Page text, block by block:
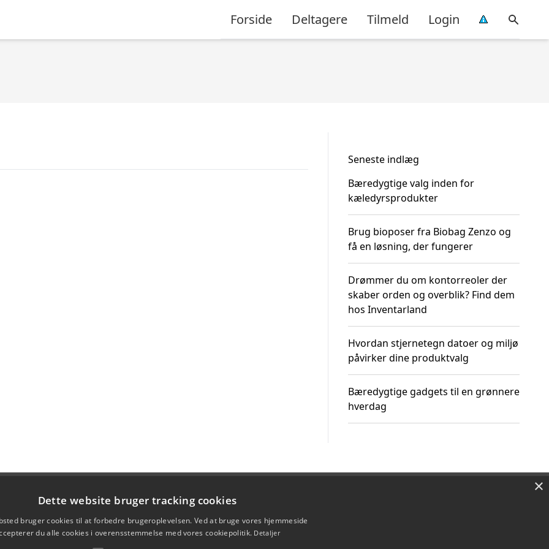
Forside Deltagere Tilmeld Login
Seneste indlæg
Bæredygtige valg inden for
kæledyrsprodukter
Brug bioposer fra Biobag Zenzo og
få en løsning, der fungerer
Drømmer du om kontorreoler der
skaber orden og overblik? Find dem
hos Inventarland
Hvordan stjernetegn datoer og miljø
påvirker dine produktvalg
Bæredygtige gadgets til en grønnere
hverdag
×
Dette website bruger tracking cookies
bruger cookies til at forbedre brugeroplevelsen. Ved at bruge vores hjemmeside
du alle cookies i overensstemmelse med vores cookiepolitik. Detaljer